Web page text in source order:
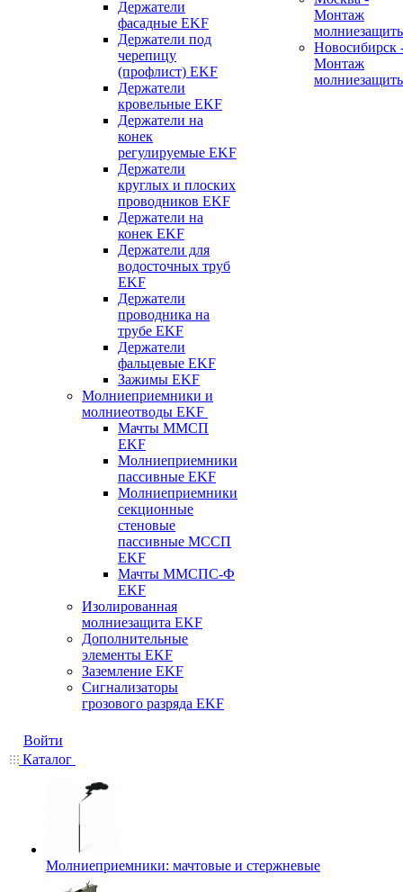
Держатели
фасадные EKF
Держатели под
черепицу
(профлист) EKF
Держатели
кровельные EKF
Держатели на
конек
регулируемые EKF
Держатели
круглых и плоских
проводников EKF
Держатели на
конек EKF
Держатели для
водосточных труб
EKF
Держатели
проводника на
трубе EKF
Держатели
фальцевые EKF
Зажимы EKF
Молниеприемники и
молниеотводы EKF
Мачты ММСП
EKF
Молниеприемники
пассивные EKF
Молниеприемники
секционные
стеновые
пассивные МССП
EKF
Мачты ММСПС-Ф
EKF
Изолированная
молниезащита EKF
Дополнительные
элементы EKF
Заземление EKF
Сигнализаторы
грозового разряда EKF
Монтаж
Новосибирск
Монтаж
Войти
Каталог
Молниеприемники: мачтовые и стержневые